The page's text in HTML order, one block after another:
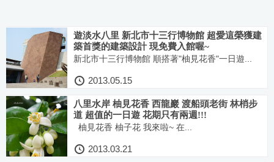
遊淡水八里 新北市十三行博物館 超愛這榮獲建
築首獎的建築設計 現免費入館喔~
新北市十三行博物館 順搭著"柚見花香"一日遊...
2013.05.15
八里水岸 柚見花香 西龍巖 渡船頭老街 林梢步
道 超值的一日遊 花期只有兩週!!!
柚見花香 柚子花 我來啦~ 在...
2013.03.21